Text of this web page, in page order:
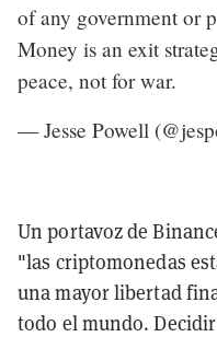
of any government or
Money is an exit
peace, not for war.
— Jesse Powell
Un portavoz de
"las criptomonedas
una mayor libertad
todo el mundo.